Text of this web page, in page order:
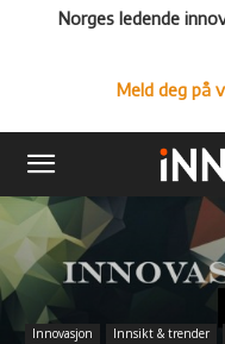
Norges ledende
Meld deg på
Innovasjon Innsikt & trender